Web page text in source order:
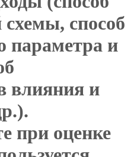
способ
параметра и
влияния и
при оценке